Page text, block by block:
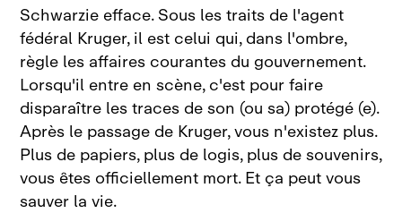
Schwarzie efface. Sous les traits de l'agent
fédéral Kruger, il est celui qui, dans l'ombre,
règle les affaires courantes du gouvernement.
Lorsqu'il entre en scène, c'est pour faire
disparaître les traces de son (ou sa) protégé (e).
Après le passage de Kruger, vous n'existez plus.
Plus de papiers, plus de logis, plus de souvenirs,
vous êtes officiellement mort. Et ça peut vous
sauver la vie.